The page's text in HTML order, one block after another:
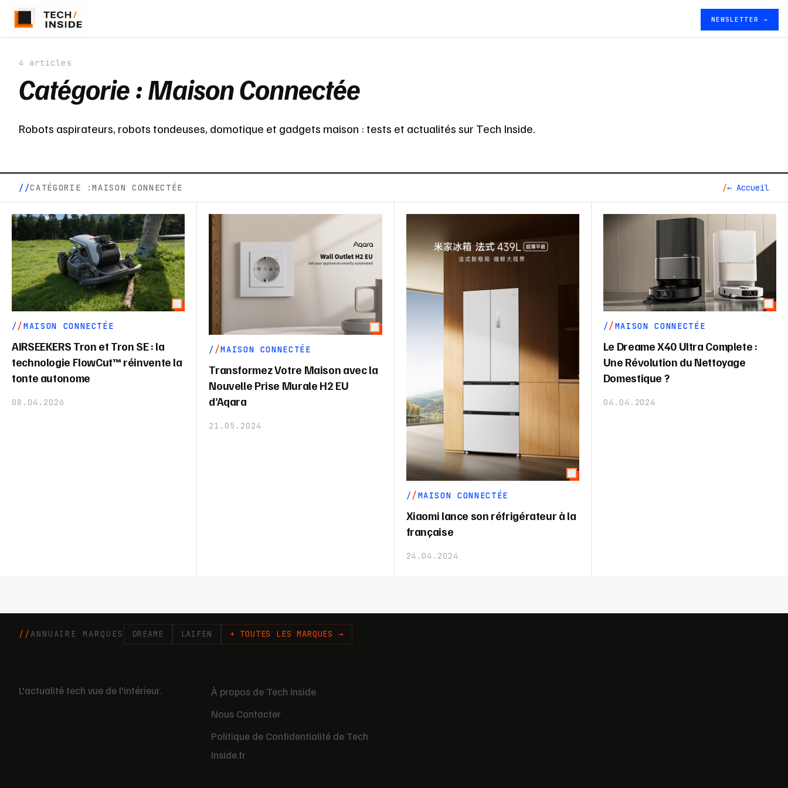
NEWSLETTER →
4 articles
Catégorie :Maison Connectée
Robots aspirateurs, robots tondeuses, domotique et gadgets maison : tests et actualités sur Tech Inside.
CATÉGORIE :MAISON CONNECTÉE ← Accueil
MAISON CONNECTÉE
AIRSEEKERS Tron et Tron SE : la
technologie FlowCut™ réinvente la
tonte autonome
08.04.2026
MAISON CONNECTÉE
Transformez Votre Maison avec la
Nouvelle Prise Murale H2 EU
d’Aqara
21.05.2024
MAISON CONNECTÉE
Xiaomi lance son réfrigérateur à la
française
24.04.2024
MAISON CONNECTÉE
Le Dreame X40 Ultra Complete :
Une Révolution du Nettoyage
Domestique ?
04.04.2024
ANNUAIRE MARQUES DREAME LAIFEN + TOUTES LES MARQUES →
L'actualité tech vue de l'intérieur.
À propos de Tech Inside
Nous Contacter
Politique de Confidentialité de Tech
Inside.fr